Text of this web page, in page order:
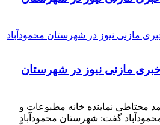
خبری مازنی نیوز در شهرستان
محتاطی نماینده خانه مطبوعات و
گفت: شهرستان محمودآباد